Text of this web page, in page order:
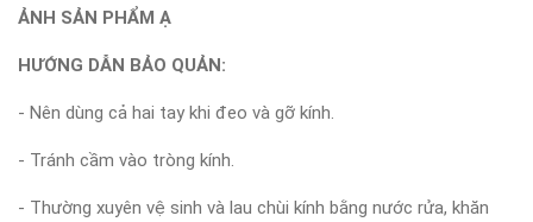
ẢNH SẢN PHẨM Ạ
HƯỚNG DẪN BẢO QUẢN:
- Nên dùng cả hai tay khi đeo và gỡ kính.
- Tránh cầm vào tròng kính.
- Thường xuyên vệ sinh và lau chùi kính bằng nước rửa, khăn